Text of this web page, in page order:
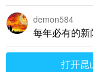
demon584
每年必有的
打开昆